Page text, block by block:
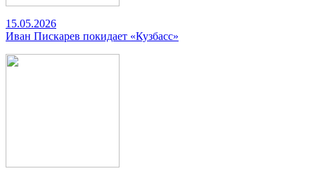
15.05.2026
Иван Пискарев покидает «Кузбасс»